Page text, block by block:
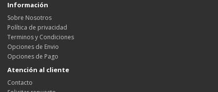
Información
Sobre Nosotros
Política de privacidad
Terminos y Condiciones
Opciones de Envio
Opciones de Pago
Atención al cliente
Contacto